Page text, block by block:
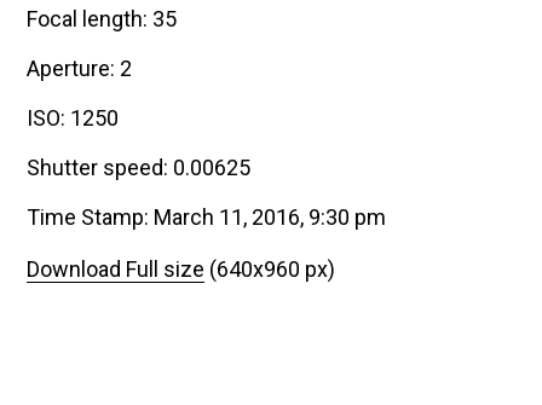
Focal length: 35
Aperture: 2
ISO: 1250
Shutter speed: 0.00625
Time Stamp: March 11, 2016, 9:30 pm
Download Full size (640x960 px)